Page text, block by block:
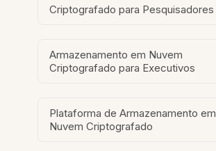
Criptografado para Pesquisadores
Armazenamento em Nuvem
Criptografado para Executivos
Plataforma de Armazenamento em
Nuvem Criptografado